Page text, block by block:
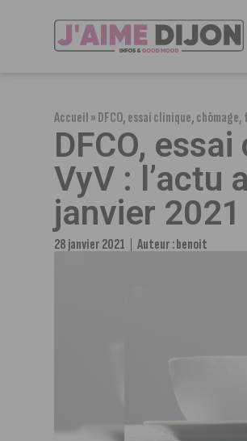
Accueil»DFCO, essai clinique,
DFCO,
VyV : l’actu
janvier 2021
28 janvier 2021 Auteur :benoit